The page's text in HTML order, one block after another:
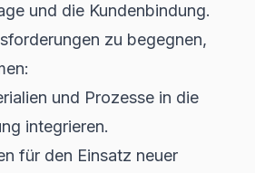
und die Kundenbindung.
zu begegnen,
und Prozesse in die
integrieren.
für den Einsatz neuer